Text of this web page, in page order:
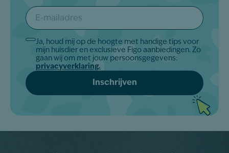
E-
mailadres
*
Akkoord
Ja, houd mij op de hoogte met handige tips voor
mijn huisdier en exclusieve Figo aanbiedingen. Zo
gaan wij om met jouw persoonsgegevens:
privacyverklaring.